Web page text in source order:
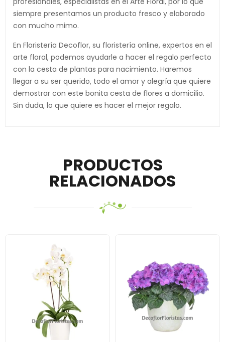
siempre presentamos un producto fresco y elaborado
con mucho mimo.
En Floristería Decoflor, su floristería online, expertos en el
arte floral, podemos ayudarle a hacer el regalo perfecto
con la cesta de plantas para nacimiento. Haremos
llegar a su ser querido, todo el amor y alegría que quiere
demostrar con este bonita cesta de flores a domicilio.
Sin duda, lo que quiere es hacer el mejor regalo.
PRODUCTOS
RELACIONADOS